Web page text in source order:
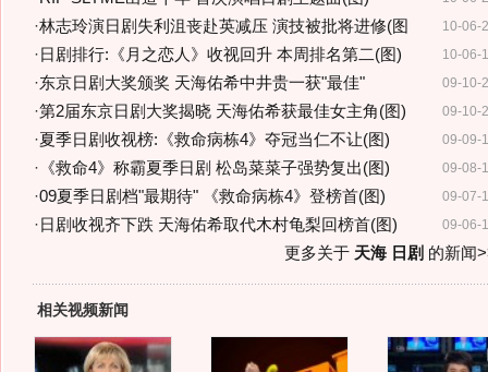
10-06-
·林志玲演日剧失利沮丧赴英减压 演技被批将进修(图
10-06-
· 日剧排行:《月之恋人》收视回升 本周排名第二(图)
09-10-
·东京日剧大奖颁奖 天海佑希中井贵一获"最佳"
09-10-
·第2届东京日剧大奖揭晓 天海佑希获最佳女主角(图)
09-09-
·夏季日剧收视榜:《救命病栋4》夺冠当仁不让(图)
09-08-
· 《救命4》称霸夏季日剧 松岛菜菜子强势复出(图)
09-07-
·09夏季日剧档"最期待" 《救命病栋4》登榜首(图)
09-06-
· 日剧收视齐下跌 天海佑希取代木村龟梨回榜首(图)
更多关于 天海 日剧 的新闻
相关视频新闻